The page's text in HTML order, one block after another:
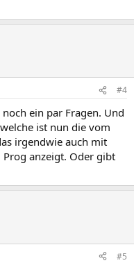
#4
ein par Fragen. Und
ist nun die vom
irgendwie auch mit
anzeigt. Oder gibt
#5